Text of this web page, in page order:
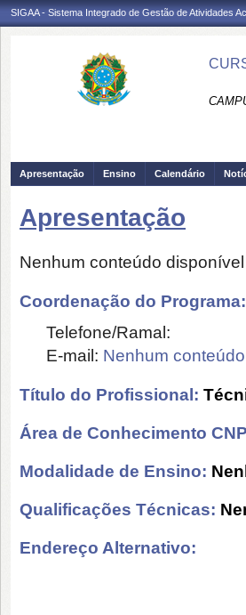
SIGAA - Sistema Integrado de Gestão de Atividades
Apresentação Ensino Calendário
Apresentação
Nenhum conteúdo
Coordenação do Programa:
Telefone/Ramal:
E-mail: Nenhum
Título do Profissional:
Área de Conhecimento
Modalidade de Ensino:
Qualificações Técnicas:
Endereço Alternativo: